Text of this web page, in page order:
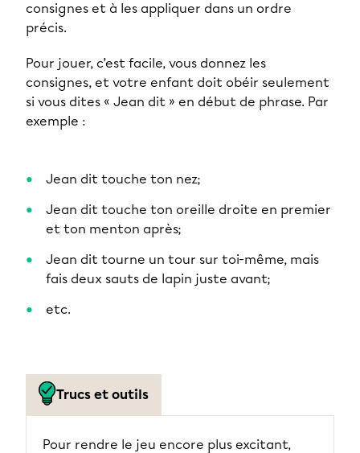
consignes et à les appliquer dans un ordre
précis.
Pour jouer, c’est facile, vous donnez les
consignes, et votre enfant doit obéir seulement
si vous dites « Jean dit » en début de phrase. Par
exemple :
Jean dit touche ton nez;
Jean dit touche ton oreille droite en premier
et ton menton après;
Jean dit tourne un tour sur toi-même, mais
fais deux sauts de lapin juste avant;
etc.
Trucs et outils
Pour rendre le jeu encore plus excitant,